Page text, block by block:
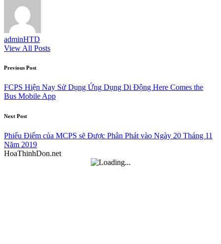
adminHTD
View All Posts
Post
navigation
Previous Post
FCPS Hiện Nay Sử Dụng Ứng Dụng Di Động Here Comes the
Bus Mobile App
Next Post
Phiếu Điểm của MCPS sẽ Được Phân Phát vào Ngày 20 Tháng 11
Năm 2019
HoaThinhDon.net